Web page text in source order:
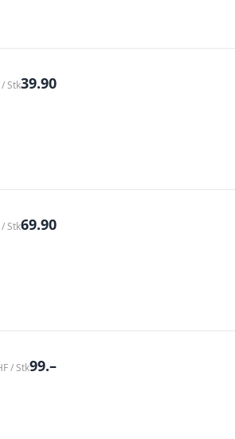
Stk39.90
Stk69.90
/ Stk99.–